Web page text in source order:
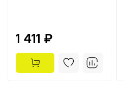
1 411 ₽